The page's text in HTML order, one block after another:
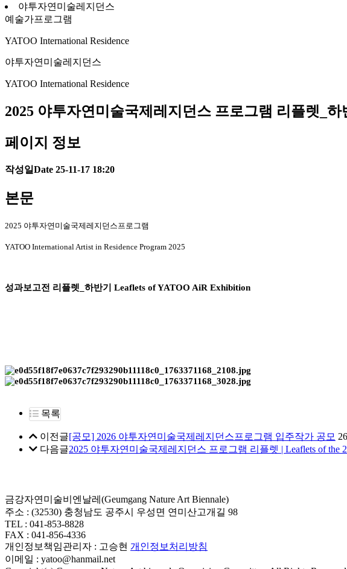
야투자연미술레지던스
예술가프로그램
YATOO International Residence
야투자연미술레지던스
YATOO International Residence
2025 야투자연미술국제레지던스 프로그램 리플렛_
페이지 정보
작성일Date 25-11-17 18:20
본문
2025 야투자연미술국제레지던스프로그램
YATOO International Artist in Residence Program 2025
성과보고전 리플렛_하반기 Leaflets of YATOO AiR Exhibition
목록
이전글[공모] 2026 야투자연미술국제레지던스프로그램 입주작가 공모
다음글2025 야투자연미술국제레지던스 프로그램 리플렛 | Leaflets of the
금강자연미술비엔날레(Geumgang Nature Art Biennale)
주소 : (32530) 충청남도 공주시 우성면 연미산고개길 98
TEL : 041-853-8828
FAX : 041-856-4336
개인정보책임관리자 : 고승현 개인정보처리방침
이메일 : yatoo@hanmail.net